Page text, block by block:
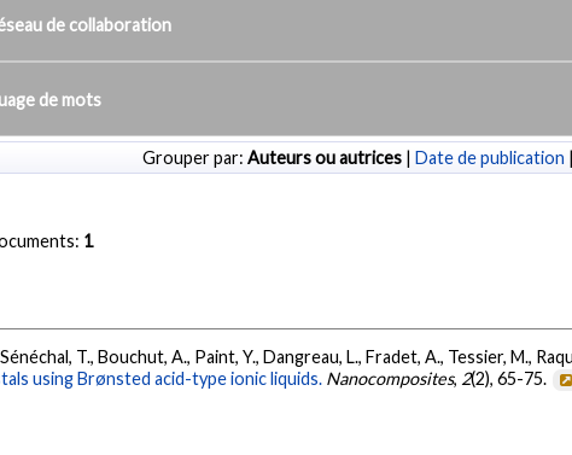
de collaboration
de mots
Grouper par: Auteurs ou autrices | Date de publication |
1
T., Bouchut, A., Paint, Y., Dangreau, L., Fradet, A., Tessier, M.,
using Brønsted acid-type ionic liquids. Nanocomposites, 2(2), 65-75.